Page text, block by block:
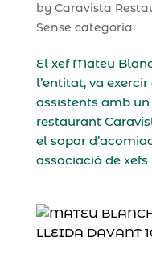
by Caravista
Sense categoria
El xef Mateu
l’entitat, va
assistents amb un
restaurant
el sopar
associació de